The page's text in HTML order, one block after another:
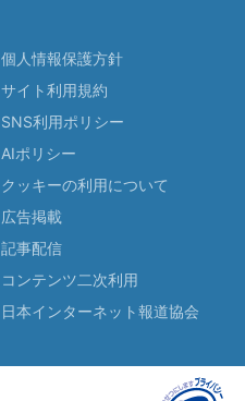
個人情報保護方針
サイト利用規約
SNS利用ポリシー
AIポリシー
クッキーの利用について
広告掲載
記事配信
コンテンツ二次利用
日本インターネット報道協会